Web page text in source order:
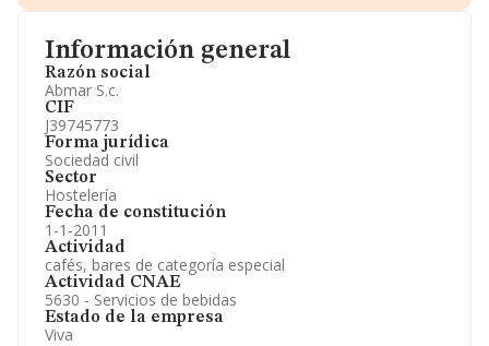
Información general
Razón social
Abmar S.c.
CIF
J39745773
Forma jurídica
Sociedad civil
Sector
Hostelería
Fecha de constitución
1-1-2011
Actividad
cafés, bares de categoría especial
Actividad CNAE
5630 - Servicios de bebidas
Estado de la empresa
Viva
Información oficial y registral complementaria.